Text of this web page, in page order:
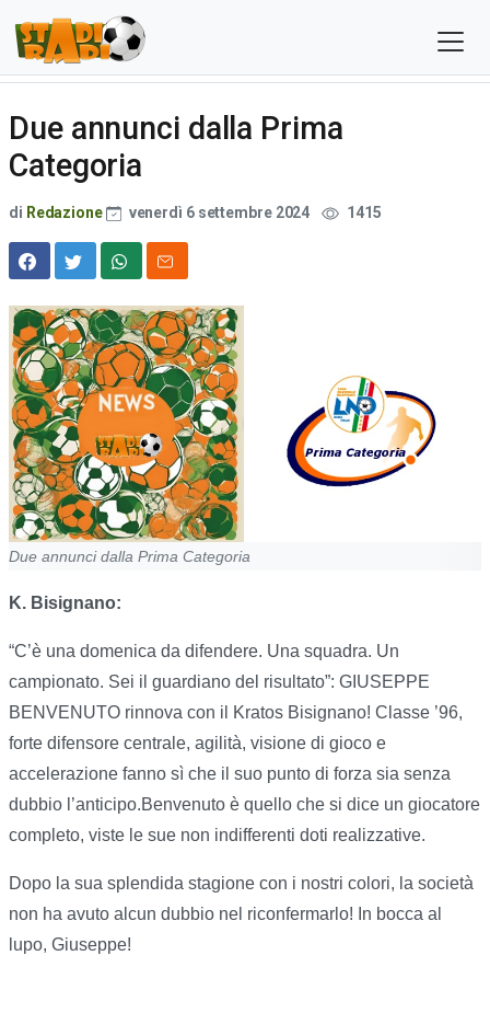
Due annunci dalla Prima
Categoria
di Redazione venerdì 6 settembre 2024 1415
Due annunci dalla Prima Categoria
K. Bisignano:
“C’è una domenica da difendere. Una squadra. Un
campionato. Sei il guardiano del risultato”: GIUSEPPE
BENVENUTO rinnova con il Kratos Bisignano! Classe ’96,
forte difensore centrale, agilità, visione di gioco e
accelerazione fanno sì che il suo punto di forza sia senza
dubbio l’anticipo.Benvenuto è quello che si dice un giocatore
completo, viste le sue non indifferenti doti realizzative.
Dopo la sua splendida stagione con i nostri colori, la società
non ha avuto alcun dubbio nel riconfermarlo! In bocca al
lupo, Giuseppe!